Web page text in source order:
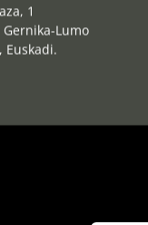
1
Gernika-Lumo
Euskadi.